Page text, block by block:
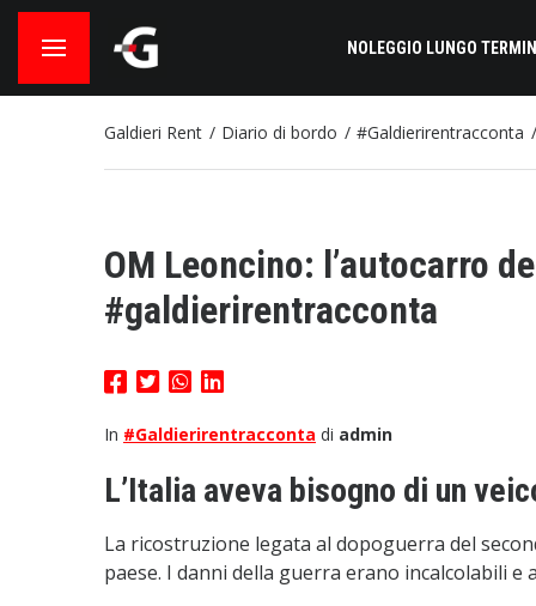
NOLEGGIO LUNGO
Galdieri Rent Diario di bordo #Galdierirentracconta
OM Leoncino: l’autocarro
#galdierirentracconta
In #Galdierirentracconta di admin
L’Italia aveva bisogno di un
La ricostruzione legata al dopoguerra del
paese. I danni della guerra erano incalcolabili